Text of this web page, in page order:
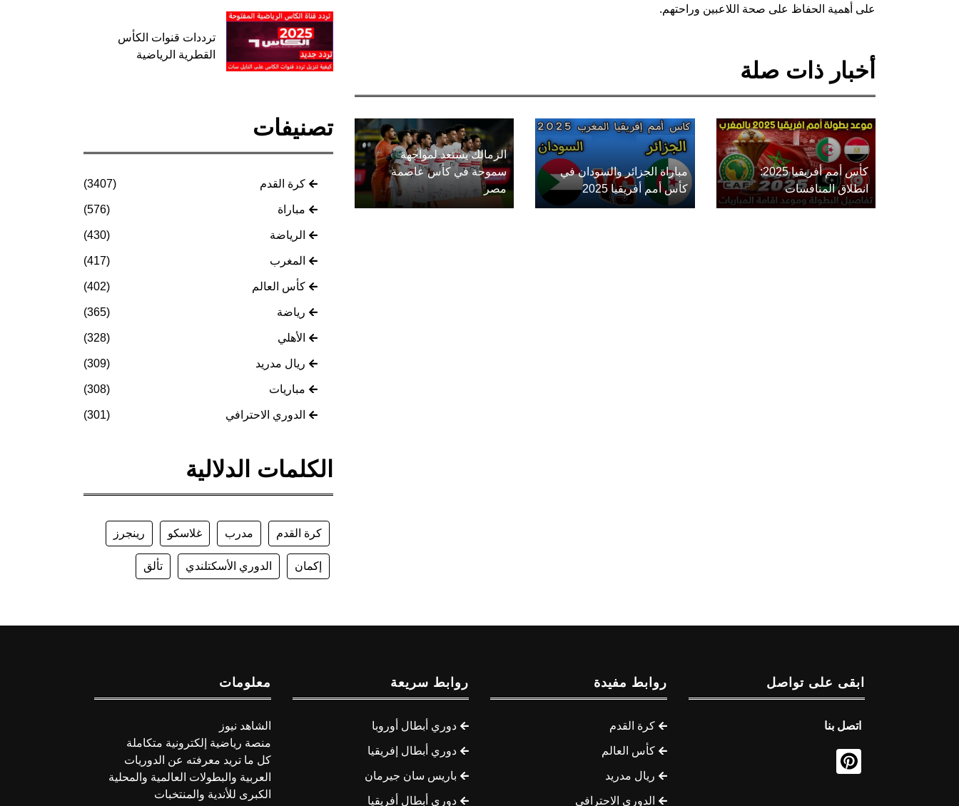
على أهمية الحفاظ على صحة اللاعبين وراحتهم.
أخبار ذات صلة
كأس أمم أفريقيا 2025:
انطلاق المنافسات
مباراة الجزائر والسودان في
كأس أمم أفريقيا 2025
الزمالك يستعد لمواجهة
سموحة في كأس عاصمة
مصر
ترددات قنوات الكأس
القطرية الرياضية
تصنيفات
كرة القدم (3407)
مباراة (576)
الرياضة (430)
المغرب (417)
كأس العالم (402)
رياضة (365)
الأهلي (328)
ريال مدريد (309)
مباريات (308)
الدوري الاحترافي (301)
الكلمات الدلالية
كرة القدم مدرب غلاسكو رينجرز
إكمان الدوري الأسكتلندي تألق
ابقى على تواصل
اتصل بنا
روابط مفيدة
كرة القدم
كأس العالم
ريال مدريد
الدوري الاحترافي
روابط سريعة
دوري أبطال أوروبا
دوري أبطال إفريقيا
باريس سان جيرمان
دوري أبطال أفريقيا
معلومات
الشاهد نيوز
منصة رياضية إلكترونية متكاملة
كل ما تريد معرفته عن الدوريات
العربية والبطولات العالمية والمحلية
الكبرى للأندية والمنتخبات